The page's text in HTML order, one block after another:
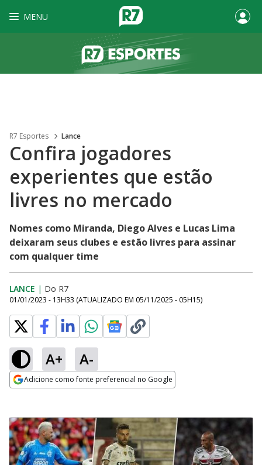
MENU
R7 Esportes Lance
Confira jogadores
experientes que estão
livres no mercado
Nomes como Miranda, Diego Alves e Lucas Lima
deixaram seus clubes e estão livres para assinar
com qualquer time
LANCE | Do R7
01/01/2023 - 13H33 (ATUALIZADO EM 05/11/2025 - 05H15)
A+ A-
Adicione como fonte preferencial no Google